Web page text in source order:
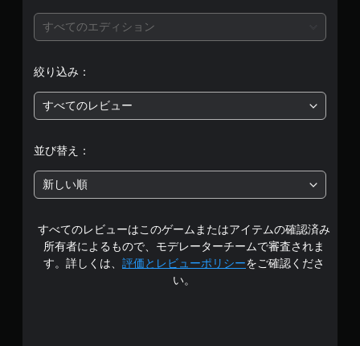
すべてのエディション
絞り込み：
すべてのレビュー
並び替え：
新しい順
すべてのレビューはこのゲームまたはアイテムの確認済み
所有者によるもので、モデレーターチームで審査されま
す。詳しくは、 評価とレビューポリシーをご確認くださ
い。